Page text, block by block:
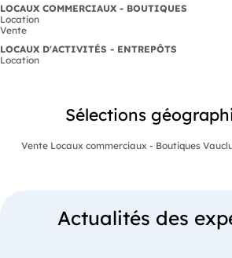
LOCAUX COMMERCIAUX - BOUTIQUES
Location
Vente
LOCAUX D'ACTIVITÉS - ENTREPÔTS
Location
Sélections
Vente Locaux commerciaux - Boutiques
Actualités des